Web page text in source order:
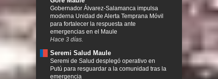
Gobernador Álvarez-Salamanca impulsa
moderna Unidad de Alerta Temprana Móvil
para fortalecer la respuesta ante
emergencias en el Maule
Hace 3 días.
Seremi Salud Maule
Seremi de Salud desplegó operativo en
Putú para resguardar a la comunidad tras la
emergencia